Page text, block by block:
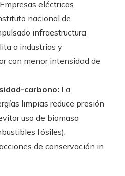
Empresas eléctricas
nacional de
infraestructura
a industrias y
con menor intensidad de
carbono: La
limpias reduce presión
uso de biomasa
fósiles),
de conservación in